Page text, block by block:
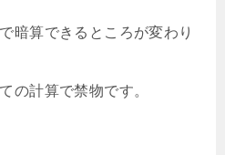
暗算できるところが変わり
の計算で禁物です。